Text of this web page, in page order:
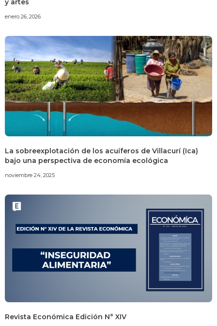
y artes
enero 26, 2026
La sobreexplotación de los acuíferos de Villacurí (Ica)
bajo una perspectiva de economía ecológica
noviembre 24, 2025
Revista Económica Edición N° XIV